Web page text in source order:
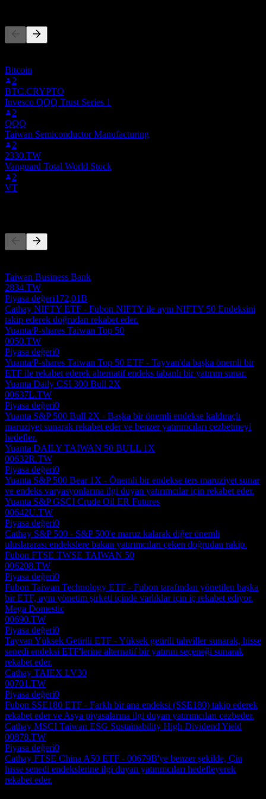
Bitcoin
2
BTC.CRYPTO
Invesco QQQ Trust Series 1
2
QQQ
Taiwan Semiconductor Manufacturing
2
2330.TW
Vanguard Total World Stock
2
VT
Taiwan Business Bank
2834.TW
Piyasa değeri172,01B
Cathay NIFTY ETF - Fubon NIFTY ile aynı NIFTY 50 Endeksini
takip ederek doğrudan rekabet eder.
Yuanta/P-shares Taiwan Top 50
0050.TW
Piyasa değeri0
Yuanta/P-shares Taiwan Top 50 ETF - Tayvan'da başka önemli bir
ETF ile rekabet ederek alternatif endeks tabanlı bir yatırım sunar.
Yuanta Daily CSI 300 Bull 2X
00637L.TW
Piyasa değeri0
Yuanta S&P 500 Bull 2X - Başka bir önemli endekse kaldıraçlı
maruziyet sunarak rekabet eder ve benzer yatırımcıları cezbetmeyi
hedefler.
Yuanta DAILY TAIWAN 50 BULL 1X
00632R.TW
Piyasa değeri0
Yuanta S&P 500 Bear 1X - Önemli bir endekse ters maruziyet sunar
ve endeks varyasyonlarına ilgi duyan yatırımcılar için rekabet eder.
Yuanta S&P GSCI Crude Oil ER Futures
00642U.TW
Piyasa değeri0
Cathay S&P 500 - S&P 500'e maruz kalarak diğer önemli
uluslararası endekslere bakan yatırımcıları çeken doğrudan rakip.
Fubon FTSE TWSE TAIWAN 50
006208.TW
Piyasa değeri0
Fubon Taiwan Technology ETF - Fubon tarafından yönetilen başka
bir ETF, aynı yönetim şirketi içinde varlıklar için iç rekabet ediyor.
Mega Domestic
00690.TW
Piyasa değeri0
Tayvan Yüksek Getirili ETF - Yüksek getirili tahviller sunarak, hisse
senedi endeksi ETF'lerine alternatif bir yatırım seçeneği sunarak
rekabet eder.
Cathay TAIEX LV30
00701.TW
Piyasa değeri0
Fubon SSE180 ETF - Farklı bir ana endeksi (SSE180) takip ederek
rekabet eder ve Asya piyasalarına ilgi duyan yatırımcıları cezbeder.
Cathay MSCI Taiwan ESG Sustainability High Dividend Yield
00878.TW
Piyasa değeri0
Cathay FTSE China A50 ETF - 00679B'ye benzer şekilde, Çin
hisse senedi endekslerine ilgi duyan yatırımcıları hedefleyerek
rekabet eder.